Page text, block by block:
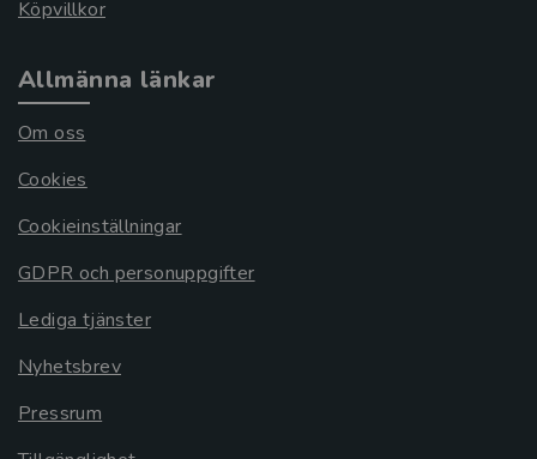
Köpvillkor
Allmänna länkar
Om oss
Cookies
Cookieinställningar
GDPR och personuppgifter
Lediga tjänster
Nyhetsbrev
Pressrum